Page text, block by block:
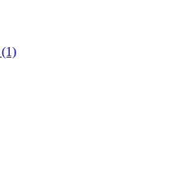
(1)